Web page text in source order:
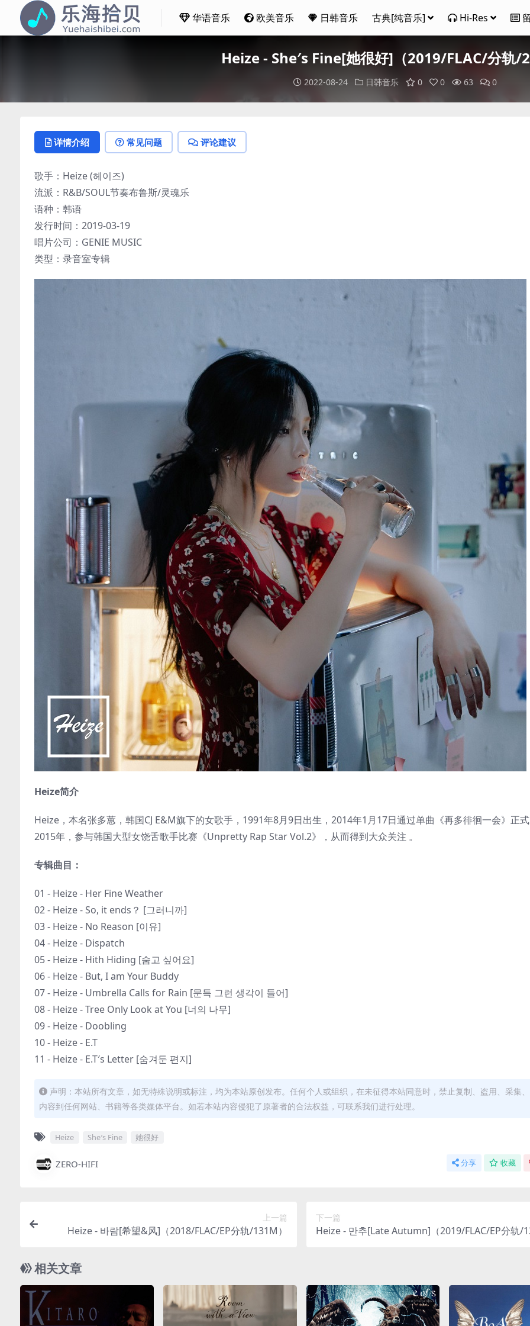
华语音乐 欧美音乐 日韩音乐 古典[纯音乐] Hi-Res
Heize - She′s Fine[她很好]（2019/FLAC/分轨/
2022-08-24 日韩音乐 0 0 63 0
详情介绍 常见问题 评论建议
歌手：Heize (헤이즈)
流派：R&B/SOUL节奏布鲁斯/灵魂乐
语种：韩语
发行时间：2019-03-19
唱片公司：GENIE MUSIC
类型：录音室专辑
Heize简介
Heize，本名张多蕙，韩国CJ E&M旗下的女歌手，1991年8月9日出生，2014年1月17日通过单曲《再多徘徊一会》正
2015年，参与韩国大型女饶舌歌手比赛《Unpretty Rap Star Vol.2》，从而得到大众关注 。
专辑曲目：
01 - Heize - Her Fine Weather
02 - Heize - So, it ends？ [그러니까]
03 - Heize - No Reason [이유]
04 - Heize - Dispatch
05 - Heize - Hith Hiding [숨고 싶어요]
06 - Heize - But, I am Your Buddy
07 - Heize - Umbrella Calls for Rain [문득 그런 생각이 들어]
08 - Heize - Tree Only Look at You [너의 나무]
09 - Heize - Doobling
10 - Heize - E.T
11 - Heize - E.T′s Letter [숨겨둔 편지]
声明：本站所有文章，如无特殊说明或标注，均为本站原创发布。任何个人或组织，在未征得本站同意时，禁止复制、盗用、采集
内容到任何网站、书籍等各类媒体平台。如若本站内容侵犯了原著者的合法权益，可联系我们进行处理。
Heize She′s Fine 她很好
ZERO-HIFI 分享 收藏
上一篇
Heize - 바람[希望&风]（2018/FLAC/EP分轨/131M）
下一篇
Heize - 만추[Late Autumn]（2019/FLAC/EP分轨/
相关文章